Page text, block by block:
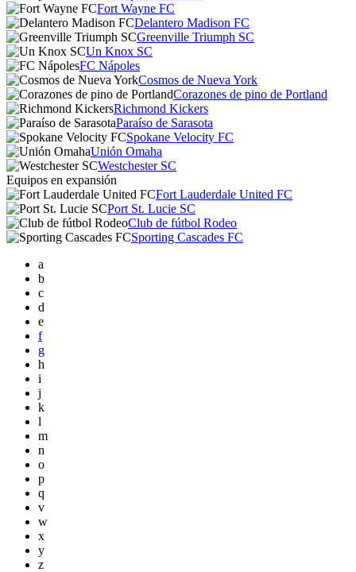
Fort Wayne FC
Delantero Madison FC
Greenville Triumph SC
Un Knox SC
FC Nápoles
Cosmos de Nueva York
Corazones de pino de Portland
Richmond Kickers
Paraíso de Sarasota
Spokane Velocity FC
Unión Omaha
Westchester SC
Equipos en expansión
Fort Lauderdale United FC
Port St. Lucie SC
Club de fútbol Rodeo
Sporting Cascades FC
a
b
c
d
e
f
g
h
i
j
k
l
m
n
o
p
q
v
w
x
y
z